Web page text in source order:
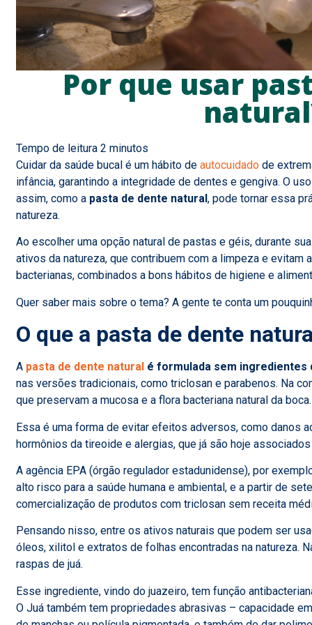
Por que usar
Cuidar da saúde bucal é um hábito de autocuidadode
infância, garantindo a integridade de dentes e gengiva. O
assim, como a pasta de dente natural, pode tornar essa
natureza.
Ao escolher uma opção natural de pastas e géis, durante
ativos da natureza, que contribuem com a limpeza e evitam
bacterianas, combinados a bons hábitos de higiene e
Quer saber mais sobre o tema? A gente te conta um
O que a pasta de dente
A pasta de dente natural é formulada sem
nas versões tradicionais, como triclosan e parabenos. Na
que preservam a mucosa e a flora bacteriana natural da
Essa é uma forma de evitar efeitos adversos, como danos
hormônios da tireoide e alergias, que já são hoje
A agência EPA (órgão regulador estadunidense), por
alto risco para a saúde humana e ambiental, e a partir de
comercialização de produtos com triclosan sem receita
Pensando nisso, entre os ativos naturais que podem ser
óleos, xilitol e extratos de folhas encontradas na natureza.
raspas de juá.
Esse ingrediente, vindo do juazeiro, tem função
O Juá também tem propriedades abrasivas – capacidade